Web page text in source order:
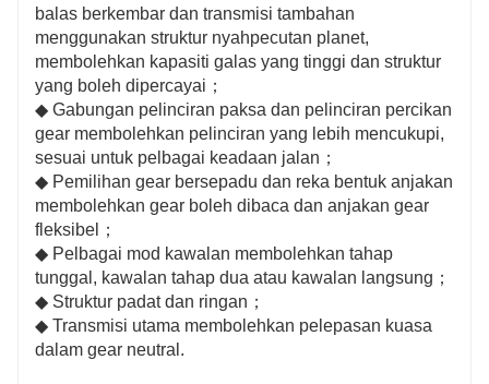
balas berkembar dan transmisi tambahan
menggunakan struktur nyahpecutan planet,
membolehkan kapasiti galas yang tinggi dan struktur
yang boleh dipercayai；
◆ Gabungan pelinciran paksa dan pelinciran percikan
gear membolehkan pelinciran yang lebih mencukupi,
sesuai untuk pelbagai keadaan jalan；
◆ Pemilihan gear bersepadu dan reka bentuk anjakan
membolehkan gear boleh dibaca dan anjakan gear
fleksibel；
◆ Pelbagai mod kawalan membolehkan tahap
tunggal, kawalan tahap dua atau kawalan langsung；
◆ Struktur padat dan ringan；
◆ Transmisi utama membolehkan pelepasan kuasa
dalam gear neutral.